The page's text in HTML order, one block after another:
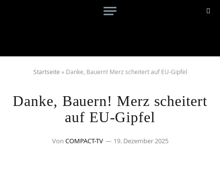
Startseite » Danke, Bauern! Merz scheitert auf EU-Gipfel
Danke, Bauern! Merz scheitert
auf EU-Gipfel
Von COMPACT-TV 19. Dezember 2025